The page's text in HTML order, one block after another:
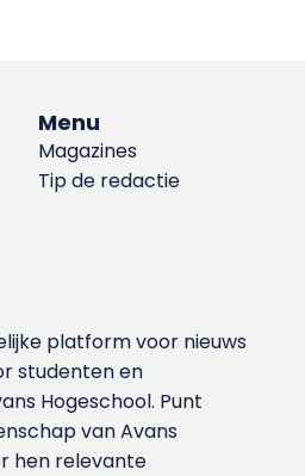
Menu
Magazines
Tip de redactie
platform voor nieuws
studenten en
Hoge­school. Punt
van Avans
hen relevante